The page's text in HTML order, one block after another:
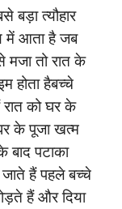
बड़ा त्यौहार
में आता है जब
मजा तो रात के
होता हैबच्चे
को घर के
के पूजा खत्म
पटाका
हैं पहले बच्चे
हैं और दिया